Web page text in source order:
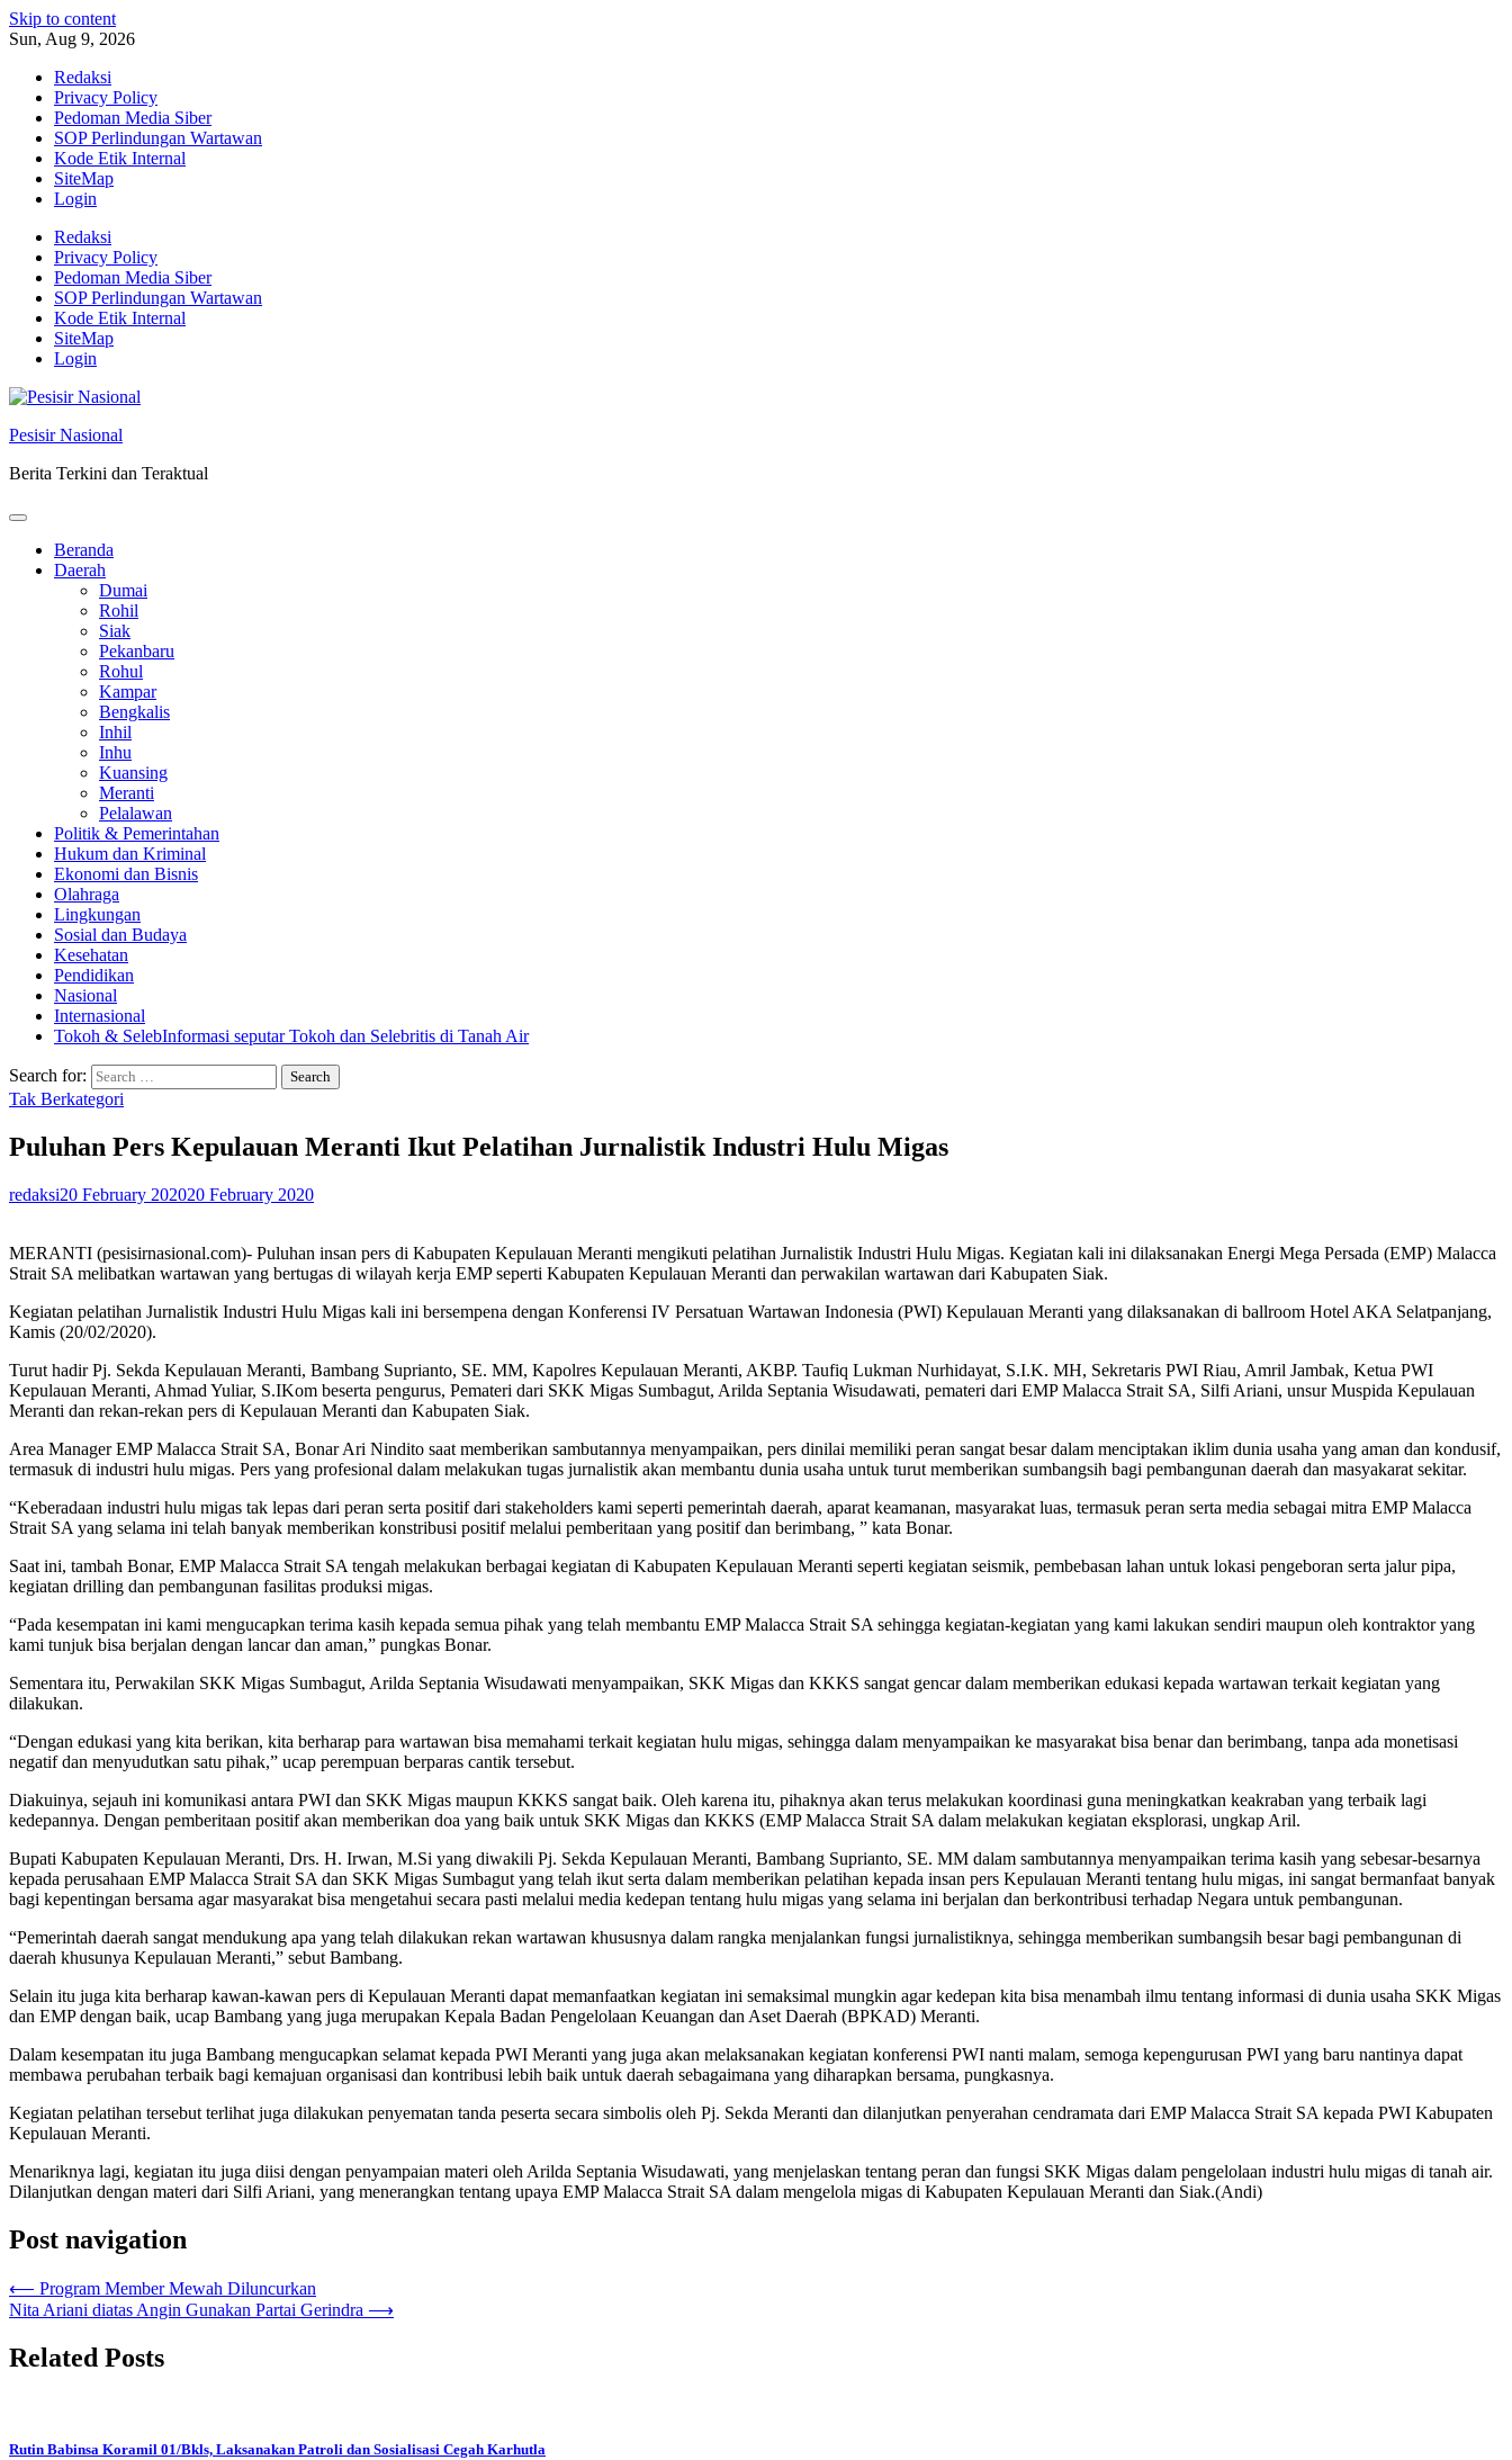
Skip to content
Sun, Aug 9, 2026
Redaksi
Privacy Policy
Pedoman Media Siber
SOP Perlindungan Wartawan
Kode Etik Internal
SiteMap
Login
Redaksi
Privacy Policy
Pedoman Media Siber
SOP Perlindungan Wartawan
Kode Etik Internal
SiteMap
Login
Pesisir Nasional
Berita Terkini dan Teraktual
Beranda
Daerah
Dumai
Rohil
Siak
Pekanbaru
Rohul
Kampar
Bengkalis
Inhil
Inhu
Kuansing
Meranti
Pelalawan
Politik & Pemerintahan
Hukum dan Kriminal
Ekonomi dan Bisnis
Olahraga
Lingkungan
Sosial dan Budaya
Kesehatan
Pendidikan
Nasional
Internasional
Tokoh & SelebInformasi seputar Tokoh dan Selebritis di Tanah Air
Search for:
Tak Berkategori
Puluhan Pers Kepulauan Meranti Ikut Pelatihan Jurnalistik Industri Hulu Migas
redaksi20 February 202020 February 2020
MERANTI (pesisirnasional.com)- Puluhan insan pers di Kabupaten Kepulauan Meranti mengikuti pelatihan Jurnalistik Industri Hulu Migas. Kegiatan kali ini dilaksanakan Energi Mega Persada (EMP) Malacca
Strait SA melibatkan wartawan yang bertugas di wilayah kerja EMP seperti Kabupaten Kepulauan Meranti dan perwakilan wartawan dari Kabupaten Siak.
Kegiatan pelatihan Jurnalistik Industri Hulu Migas kali ini bersempena dengan Konferensi IV Persatuan Wartawan Indonesia (PWI) Kepulauan Meranti yang dilaksanakan di ballroom Hotel AKA Selatpanjang,
Kamis (20/02/2020).
Turut hadir Pj. Sekda Kepulauan Meranti, Bambang Suprianto, SE. MM, Kapolres Kepulauan Meranti, AKBP. Taufiq Lukman Nurhidayat, S.I.K. MH, Sekretaris PWI Riau, Amril Jambak, Ketua PWI
Kepulauan Meranti, Ahmad Yuliar, S.IKom beserta pengurus, Pemateri dari SKK Migas Sumbagut, Arilda Septania Wisudawati, pemateri dari EMP Malacca Strait SA, Silfi Ariani, unsur Muspida Kepulauan
Meranti dan rekan-rekan pers di Kepulauan Meranti dan Kabupaten Siak.
Area Manager EMP Malacca Strait SA, Bonar Ari Nindito saat memberikan sambutannya menyampaikan, pers dinilai memiliki peran sangat besar dalam menciptakan iklim dunia usaha yang aman dan kondusif,
termasuk di industri hulu migas. Pers yang profesional dalam melakukan tugas jurnalistik akan membantu dunia usaha untuk turut memberikan sumbangsih bagi pembangunan daerah dan masyakarat sekitar.
“Keberadaan industri hulu migas tak lepas dari peran serta positif dari stakeholders kami seperti pemerintah daerah, aparat keamanan, masyarakat luas, termasuk peran serta media sebagai mitra EMP Malacca
Strait SA yang selama ini telah banyak memberikan konstribusi positif melalui pemberitaan yang positif dan berimbang, ” kata Bonar.
Saat ini, tambah Bonar, EMP Malacca Strait SA tengah melakukan berbagai kegiatan di Kabupaten Kepulauan Meranti seperti kegiatan seismik, pembebasan lahan untuk lokasi pengeboran serta jalur pipa,
kegiatan drilling dan pembangunan fasilitas produksi migas.
“Pada kesempatan ini kami mengucapkan terima kasih kepada semua pihak yang telah membantu EMP Malacca Strait SA sehingga kegiatan-kegiatan yang kami lakukan sendiri maupun oleh kontraktor yang
kami tunjuk bisa berjalan dengan lancar dan aman,” pungkas Bonar.
Sementara itu, Perwakilan SKK Migas Sumbagut, Arilda Septania Wisudawati menyampaikan, SKK Migas dan KKKS sangat gencar dalam memberikan edukasi kepada wartawan terkait kegiatan yang
dilakukan.
“Dengan edukasi yang kita berikan, kita berharap para wartawan bisa memahami terkait kegiatan hulu migas, sehingga dalam menyampaikan ke masyarakat bisa benar dan berimbang, tanpa ada monetisasi
negatif dan menyudutkan satu pihak,” ucap perempuan berparas cantik tersebut.
Diakuinya, sejauh ini komunikasi antara PWI dan SKK Migas maupun KKKS sangat baik. Oleh karena itu, pihaknya akan terus melakukan koordinasi guna meningkatkan keakraban yang terbaik lagi
kedepannya. Dengan pemberitaan positif akan memberikan doa yang baik untuk SKK Migas dan KKKS (EMP Malacca Strait SA dalam melakukan kegiatan eksplorasi, ungkap Aril.
Bupati Kabupaten Kepulauan Meranti, Drs. H. Irwan, M.Si yang diwakili Pj. Sekda Kepulauan Meranti, Bambang Suprianto, SE. MM dalam sambutannya menyampaikan terima kasih yang sebesar-besarnya
kepada perusahaan EMP Malacca Strait SA dan SKK Migas Sumbagut yang telah ikut serta dalam memberikan pelatihan kepada insan pers Kepulauan Meranti tentang hulu migas, ini sangat bermanfaat banyak
bagi kepentingan bersama agar masyarakat bisa mengetahui secara pasti melalui media kedepan tentang hulu migas yang selama ini berjalan dan berkontribusi terhadap Negara untuk pembangunan.
“Pemerintah daerah sangat mendukung apa yang telah dilakukan rekan wartawan khususnya dalam rangka menjalankan fungsi jurnalistiknya, sehingga memberikan sumbangsih besar bagi pembangunan di
daerah khusunya Kepulauan Meranti,” sebut Bambang.
Selain itu juga kita berharap kawan-kawan pers di Kepulauan Meranti dapat memanfaatkan kegiatan ini semaksimal mungkin agar kedepan kita bisa menambah ilmu tentang informasi di dunia usaha SKK Migas
dan EMP dengan baik, ucap Bambang yang juga merupakan Kepala Badan Pengelolaan Keuangan dan Aset Daerah (BPKAD) Meranti.
Dalam kesempatan itu juga Bambang mengucapkan selamat kepada PWI Meranti yang juga akan melaksanakan kegiatan konferensi PWI nanti malam, semoga kepengurusan PWI yang baru nantinya dapat
membawa perubahan terbaik bagi kemajuan organisasi dan kontribusi lebih baik untuk daerah sebagaimana yang diharapkan bersama, pungkasnya.
Kegiatan pelatihan tersebut terlihat juga dilakukan penyematan tanda peserta secara simbolis oleh Pj. Sekda Meranti dan dilanjutkan penyerahan cendramata dari EMP Malacca Strait SA kepada PWI Kabupaten
Kepulauan Meranti.
Menariknya lagi, kegiatan itu juga diisi dengan penyampaian materi oleh Arilda Septania Wisudawati, yang menjelaskan tentang peran dan fungsi SKK Migas dalam pengelolaan industri hulu migas di tanah air.
Dilanjutkan dengan materi dari Silfi Ariani, yang menerangkan tentang upaya EMP Malacca Strait SA dalam mengelola migas di Kabupaten Kepulauan Meranti dan Siak.(Andi)
Post navigation
⟵ Program Member Mewah Diluncurkan
Nita Ariani diatas Angin Gunakan Partai Gerindra ⟶
Related Posts
Rutin Babinsa Koramil 01/Bkls, Laksanakan Patroli dan Sosialisasi Cegah Karhutla